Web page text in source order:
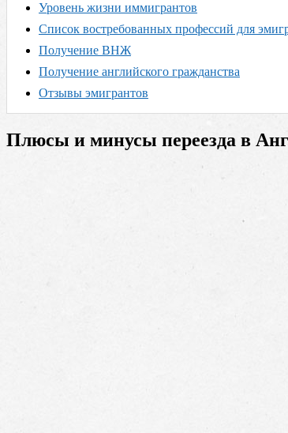
Уровень жизни иммигрантов
Список востребованных профессий для
Получение ВНЖ
Получение английского гражданства
Отзывы эмигрантов
Плюсы и минусы переезда в